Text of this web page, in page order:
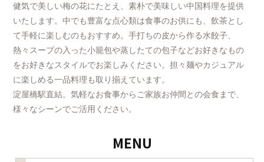
健気で美しい梅の花にたとえ、素朴で美味しい中国料理を提供
いたします。中でも豊富な点心類は食事のお供にも、飲茶とし
て手軽に楽しむのもおすすめ。手打ちの皮から作る水餃子、
熱々スープの入った小籠包や蒸したての包子などお好きなもの
をお好きなスタイルでお楽しみください。担々麺やカジュアル
に楽しめる一品料理も取り揃えています。
淀屋橋駅直結。気軽なお食事からご家族お仲間との会食まで、
様々なシーンでご活用ください。
MENU